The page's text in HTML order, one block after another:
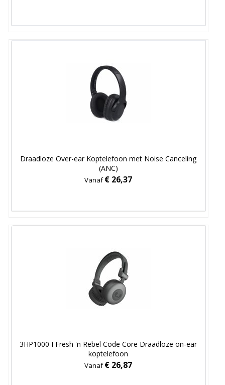
Draadloze Over-ear Koptelefoon met Noise Canceling
(ANC)
Vanaf€ 26,37
3HP1000 I Fresh 'n Rebel Code Core Draadloze on-ear
koptelefoon
Vanaf€ 26,87